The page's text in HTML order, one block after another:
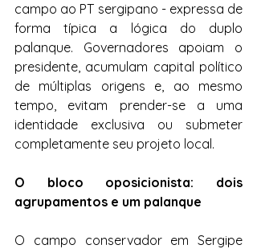
campo ao PT sergipano - expressa de
forma típica a lógica do duplo
palanque. Governadores apoiam o
presidente, acumulam capital político
de múltiplas origens e, ao mesmo
tempo, evitam prender-se a uma
identidade exclusiva ou submeter
completamente seu projeto local.
O bloco oposicionista: dois
agrupamentos e um palanque
O campo conservador em Sergipe